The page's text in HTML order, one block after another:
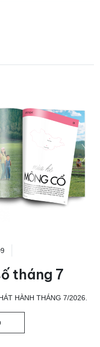
tháng 7
HÀNH THÁNG 7/2026.